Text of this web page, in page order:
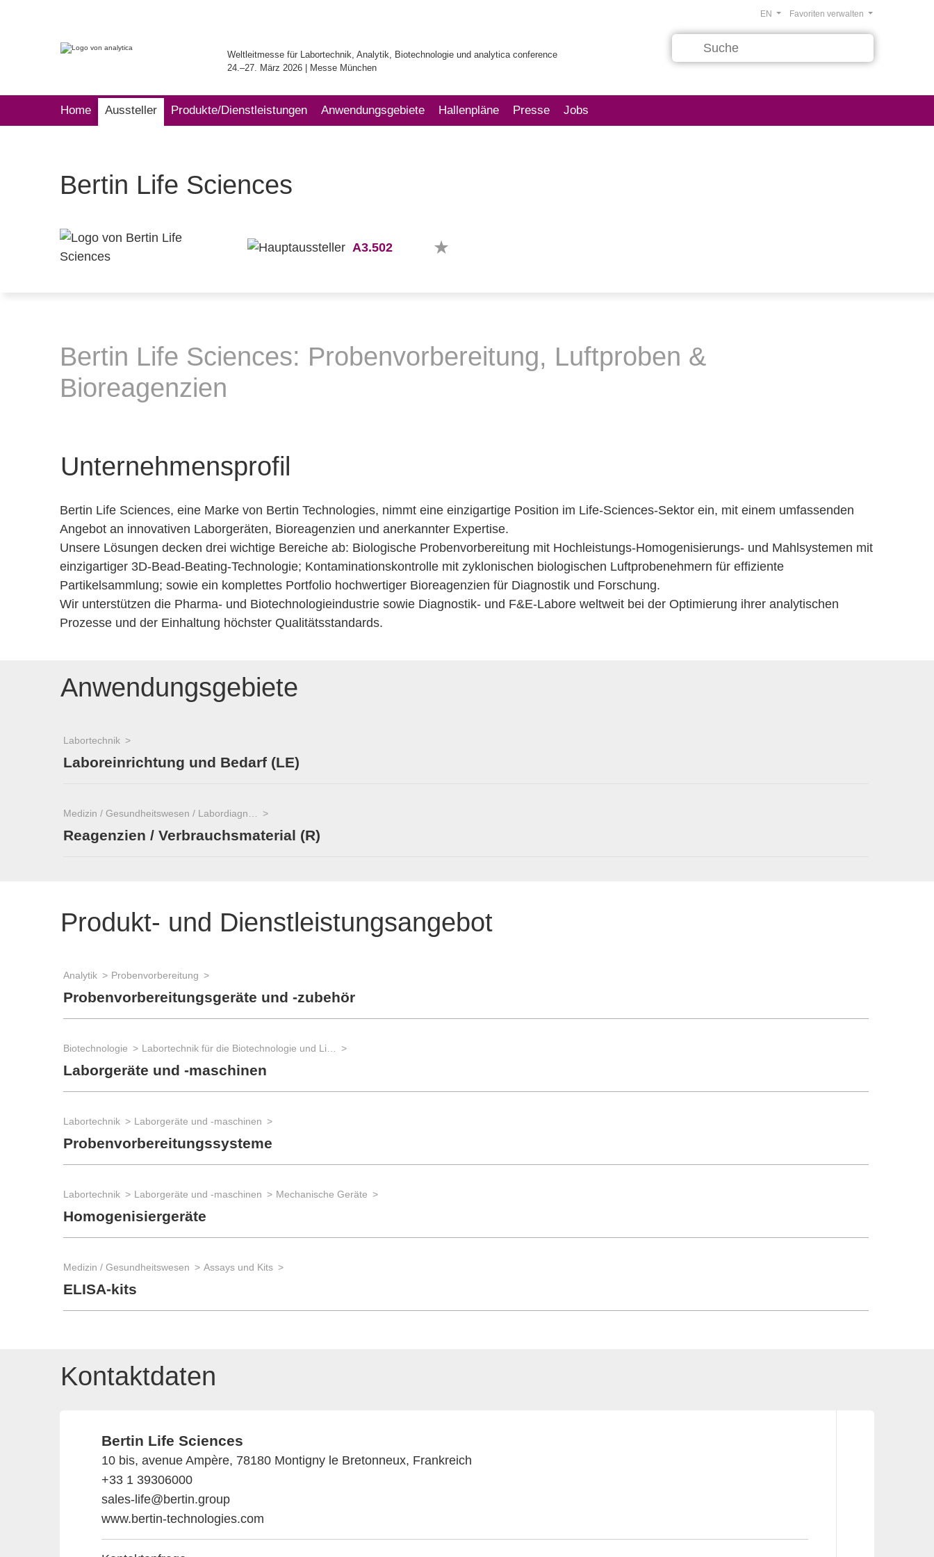
Weltleitmesse für Labortechnik, Analytik, Biotechnologie und analytica conference
24.–27. März 2026 | Messe München
Favoriten verwalten
EN
Home Aussteller Produkte/Dienstleistungen Anwendungsgebiete Hallenpläne Presse Jobs
Bertin Life Sciences
A3.502
Bertin Life Sciences: Probenvorbereitung, Luftproben &
Bioreagenzien
Unternehmensprofil
Bertin Life Sciences, eine Marke von Bertin Technologies, nimmt eine einzigartige Position im Life-Sciences-Sektor ein, mit einem umfassenden
Angebot an innovativen Laborgeräten, Bioreagenzien und anerkannter Expertise.
Unsere Lösungen decken drei wichtige Bereiche ab: Biologische Probenvorbereitung mit Hochleistungs-Homogenisierungs- und Mahlsystemen mit
einzigartiger 3D-Bead-Beating-Technologie; Kontaminationskontrolle mit zyklonischen biologischen Luftprobenehmern für effiziente
Partikelsammlung; sowie ein komplettes Portfolio hochwertiger Bioreagenzien für Diagnostik und Forschung.
Wir unterstützen die Pharma- und Biotechnologieindustrie sowie Diagnostik- und F&E-Labore weltweit bei der Optimierung ihrer analytischen
Prozesse und der Einhaltung höchster Qualitätsstandards.
Anwendungsgebiete
Labortechnik
Laboreinrichtung und Bedarf (LE)
Reagenzien / Verbrauchsmaterial (R)
Produkt- und Dienstleistungsangebot
Analytik Probenvorbereitung
Probenvorbereitungsgeräte und -zubehör
Biotechnologie
Laborgeräte und -maschinen
Labortechnik Laborgeräte und -maschinen
Probenvorbereitungssysteme
Labortechnik Laborgeräte und -maschinen Mechanische Geräte
Homogenisiergeräte
Medizin / Gesundheitswesen Assays und Kits
ELISA-kits
Kontaktdaten
Bertin Life Sciences
10 bis, avenue Ampère, 78180 Montigny le Bretonneux, Frankreich
+33 1 39306000
sales-life@bertin.group
www.bertin-technologies.com